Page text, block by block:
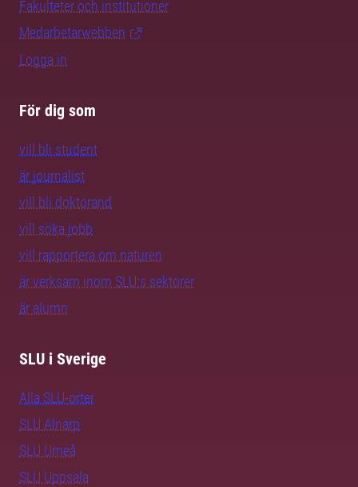
Fakulteter och institutioner
Medarbetarwebben
Logga in
För dig som
vill bli student
är journalist
vill bli doktorand
vill söka jobb
vill rapportera om naturen
är verksam inom SLU:s sektorer
är alumn
SLU i Sverige
Alla SLU-orter
SLU Alnarp
SLU Umeå
SLU Uppsala